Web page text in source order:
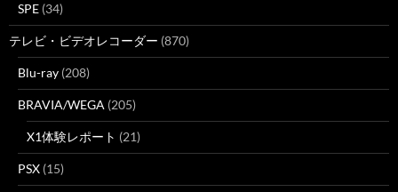
SPE (34)
テレビ・ビデオレコーダー (870)
Blu-ray (208)
BRAVIA/WEGA (205)
X1体験レポート (21)
PSX (15)